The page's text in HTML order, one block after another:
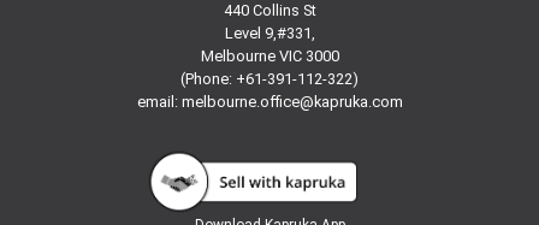
440 Collins St
Level 9,#331,
Melbourne VIC 3000
(Phone: +61-391-112-322)
email: melbourne.office@kapruka.com